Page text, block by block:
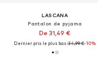
LASCANA
Pantalon de pyjama
De 31,49 €
Dernier prix le plus bas :34,99 €-10%